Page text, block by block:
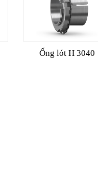
Ống lót H 3040